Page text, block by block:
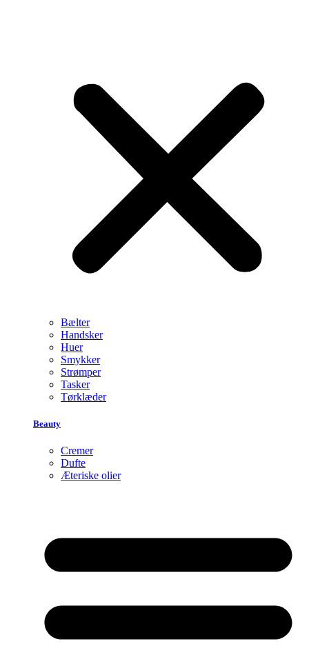
Bælter
Handsker
Huer
Smykker
Strømper
Tasker
Tørklæder
Beauty
Cremer
Dufte
Æteriske olier